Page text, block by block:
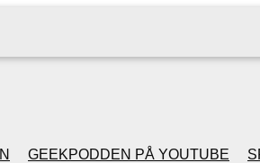
GEEKPODDEN PÅ YOUTUBE